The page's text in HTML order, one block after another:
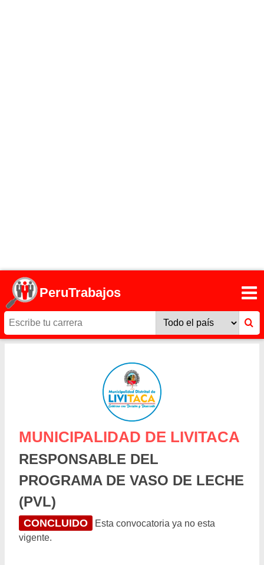
PeruTrabajos
MUNICIPALIDAD DE LIVITACA
RESPONSABLE DEL
PROGRAMA DE VASO DE LECHE
(PVL)
CONCLUIDO
Esta convocatoria ya no esta
vigente.